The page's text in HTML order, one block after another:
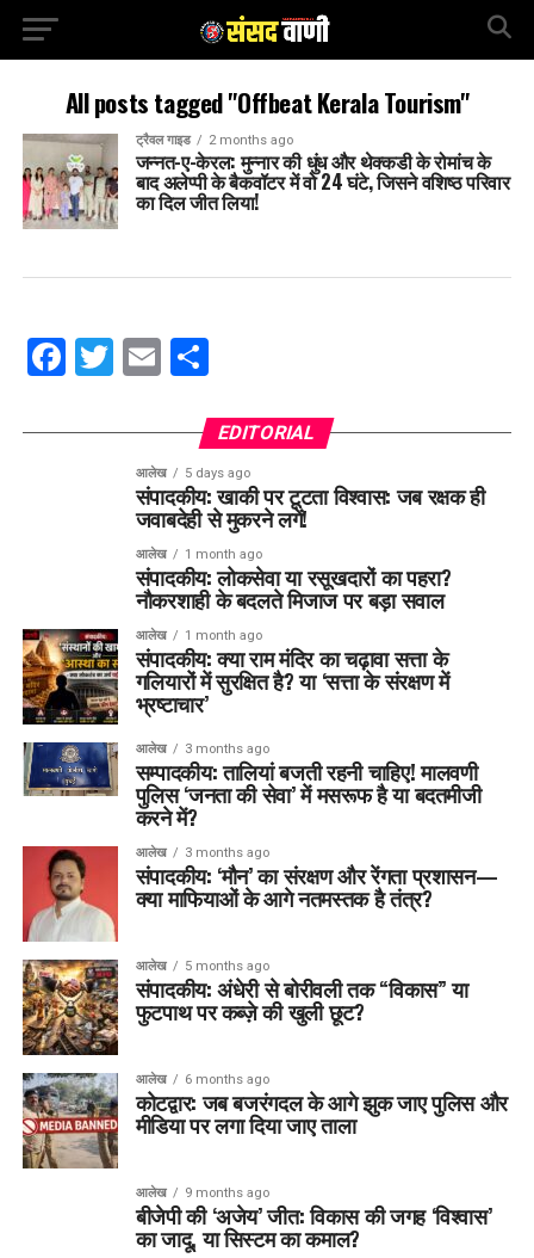
All posts tagged "Offbeat Kerala Tourism"
ट्रैवल गाइड 2 months ago
जन्नत-ए-केरल: मुन्नार की धुंध और थेक्कडी के रोमांच के
बाद अलेप्पी के बैकवॉटर में वो 24 घंटे, जिसने वशिष्ठ परिवार
का दिल जीत लिया!
Facebook
Twitter
EmailShare
EDITORIAL
आलेख 5 days ago
संपादकीय: खाकी पर टूटता विश्वास: जब रक्षक ही
जवाबदेही से मुकरने लगें!
आलेख 1 month ago
संपादकीय: लोकसेवा या रसूखदारों का पहरा?
नौकरशाही के बदलते मिजाज पर बड़ा सवाल
आलेख 1 month ago
संपादकीय: क्या राम मंदिर का चढ़ावा सत्ता के
गलियारों में सुरक्षित है? या ‘सत्ता के संरक्षण में
भ्रष्टाचार’
आलेख 3 months ago
सम्पादकीय: तालियां बजती रहनी चाहिए! मालवणी
पुलिस ‘जनता की सेवा’ में मसरूफ है या बदतमीजी
करने में?
आलेख 3 months ago
संपादकीय: ‘मौन’ का संरक्षण और रेंगता प्रशासन—
क्या माफियाओं के आगे नतमस्तक है तंत्र?
आलेख 5 months ago
संपादकीय: अंधेरी से बोरीवली तक “विकास” या
फुटपाथ पर कब्ज़े की खुली छूट?
आलेख 6 months ago
कोटद्वार: जब बजरंगदल के आगे झुक जाए पुलिस और
मीडिया पर लगा दिया जाए ताला
आलेख 9 months ago
बीजेपी की ‘अजेय’ जीत: विकास की जगह ‘विश्वास’
का जादू, या सिस्टम का कमाल?